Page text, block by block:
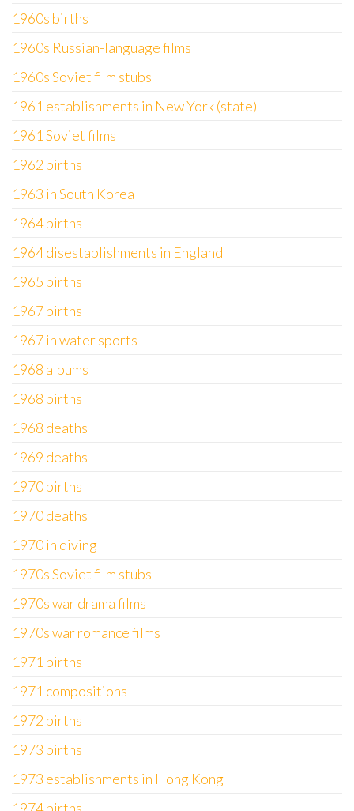
1960s births
1960s Russian-language films
1960s Soviet film stubs
1961 establishments in New York (state)
1961 Soviet films
1962 births
1963 in South Korea
1964 births
1964 disestablishments in England
1965 births
1967 births
1967 in water sports
1968 albums
1968 births
1968 deaths
1969 deaths
1970 births
1970 deaths
1970 in diving
1970s Soviet film stubs
1970s war drama films
1970s war romance films
1971 births
1971 compositions
1972 births
1973 births
1973 establishments in Hong Kong